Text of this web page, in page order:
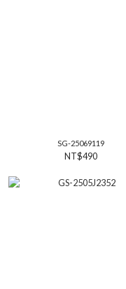
SG-25069119
NT$490